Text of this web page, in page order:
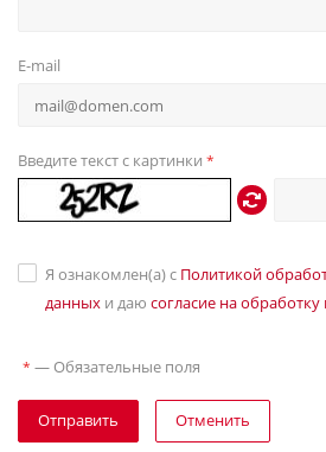
E-mail
Введите текст с картинки *
Я ознакомлен(а) с Политикой
данных и даю согласие на
* — Обязательные поля
Отправить Отменить